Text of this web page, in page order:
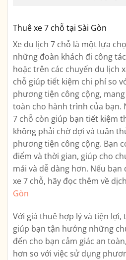
Thuê xe 7 chỗ tại Sài Gòn
Xe du lịch 7 chỗ là một lựa
những đoàn khách đi công
hoặc trên các chuyến du lịch
chỗ giúp tiết kiệm chi phí so
phương tiện công cộng,
toàn cho hành trình của bạn.
7 chỗ còn giúp bạn tiết kiệm
không phải chờ đợi và tuân
phương tiện công cộng. Bạn
điểm và thời gian, giúp cho
mái và dễ dàng hơn. Nếu
xe 7 chỗ, hãy đọc thêm về
Gòn
Với giá thuê hợp lý và tiện lợi,
giúp bạn tận hưởng những
đến cho bạn cảm giác an
hơn so với việc sử dụng